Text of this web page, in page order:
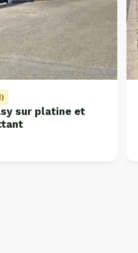
sur platine et